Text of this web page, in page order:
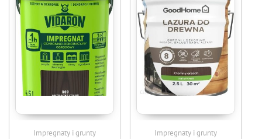
Impregnaty i grunty Impregnaty i grunty